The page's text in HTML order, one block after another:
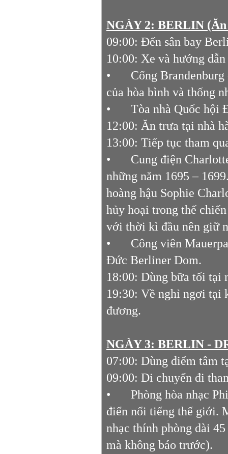
NGÀY 2: BERLIN
09:00: Đến sân bay
10:00: Xe và hướng
•
Cổng
của hòa bình và thống
•
Tòa nhà Quốc hội
12:00: Ăn trưa tại nhà
13:00: Tiếp tục tham
•
Cung điện
những năm 1695 –
hoàng hậu Sophie
hủy hoại trong thế
với thời kì đầu nên giữ
•
Công viên
Đức Berliner Dom.
18:00: Dùng bữa tối tại
19:30: Về nghỉ ngơi tại
đương.
NGÀY 3: BERLIN -
07:00: Dùng điểm tâm
09:00: Di chuyển đi
•
Phòng hòa nhạc
điển nổi tiếng thế giới.
nhạc thính phòng dài
mà không báo trước).